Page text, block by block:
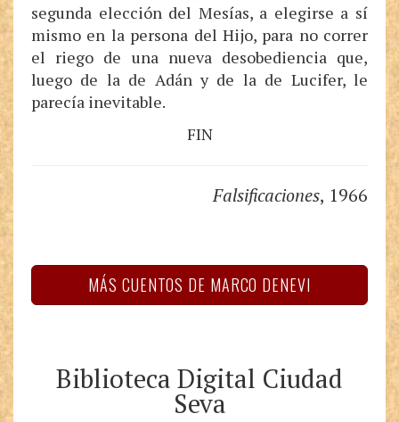
segunda elección del Mesías, a elegirse a sí
mismo en la persona del Hijo, para no correr
el riego de una nueva desobediencia que,
luego de la de Adán y de la de Lucifer, le
parecía inevitable.
FIN
Falsificaciones, 1966
MÁS CUENTOS DE MARCO DENEVI
Biblioteca Digital Ciudad
Seva